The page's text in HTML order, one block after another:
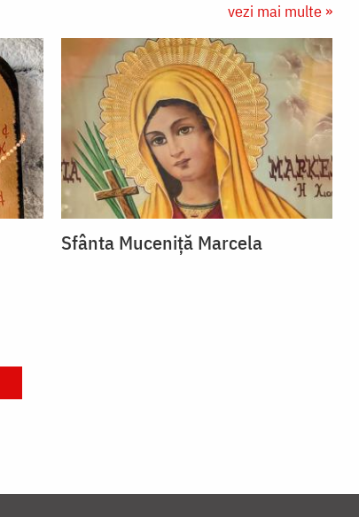
vezi mai multe »
Sfânta Muceniță Marcela